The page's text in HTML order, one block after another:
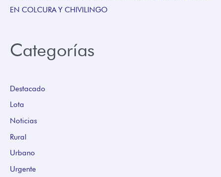
EN COLCURA Y CHIVILINGO
Categorías
Destacado
Lota
Noticias
Rural
Urbano
Urgente